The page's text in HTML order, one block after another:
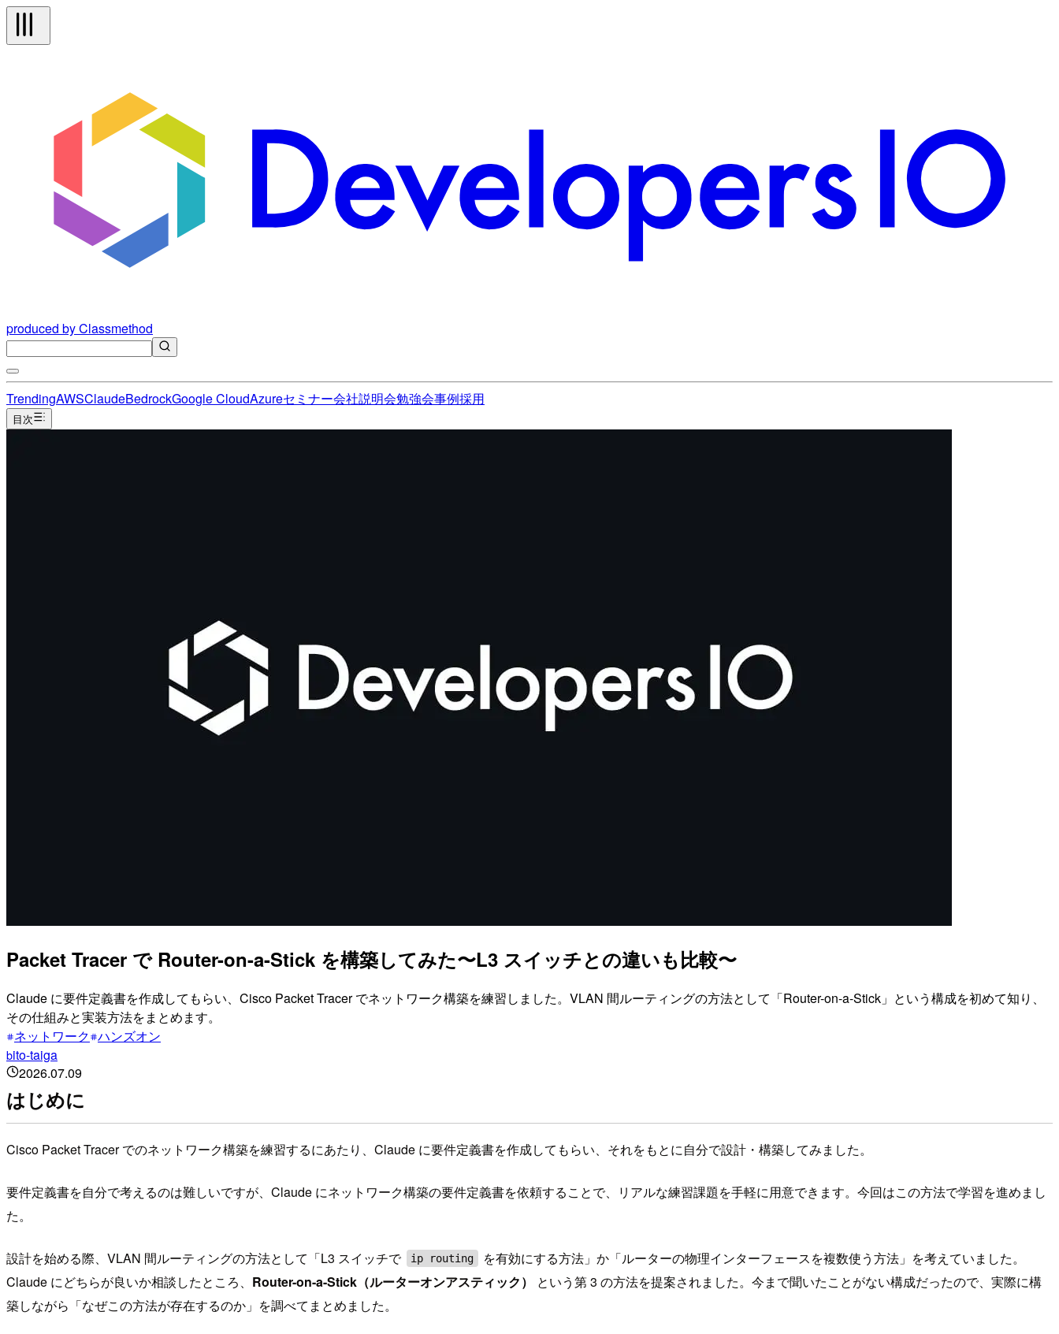
produced by Classmethod
TrendingAWSClaudeBedrockGoogle CloudAzureセミナー会社説明会勉強会事例採用
目次
Packet Tracer で Router-on-a-Stick を構築してみた〜L3 スイッチとの違いも比較〜
Claude に要件定義書を作成してもらい、Cisco Packet Tracer でネットワーク構築を練習しました。VLAN 間ルーティングの方法として「Router-on-a-Stick」という構成を初めて知り、
その仕組みと実装方法をまとめます。
ネットワーク ハンズオン
bito-taiga
2026.07.09
はじめに
Cisco Packet Tracer でのネットワーク構築を練習するにあたり、Claude に要件定義書を作成してもらい、それをもとに自分で設計・構築してみました。
要件定義書を自分で考えるのは難しいですが、Claude にネットワーク構築の要件定義書を依頼することで、リアルな練習課題を手軽に用意できます。今回はこの方法で学習を進めまし
た。
設計を始める際、VLAN 間ルーティングの方法として「L3 スイッチで ip routing
を有効にする方法」か「ルーターの物理インターフェースを複数使う方法」を考えていました。
Claude にどちらが良いか相談したところ、 Router-on-a-Stick（ルーターオンアスティック）
という第 3 の方法を提案されました。今まで聞いたことがない構成だったので、実際に構
築しながら「なぜこの方法が存在するのか」を調べてまとめました。